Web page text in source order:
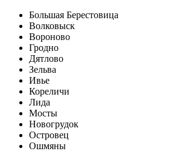
Большая Берестовица
Волковыск
Вороново
Гродно
Дятлово
Зельва
Ивье
Кореличи
Лида
Мосты
Новогрудок
Островец
Ошмяны